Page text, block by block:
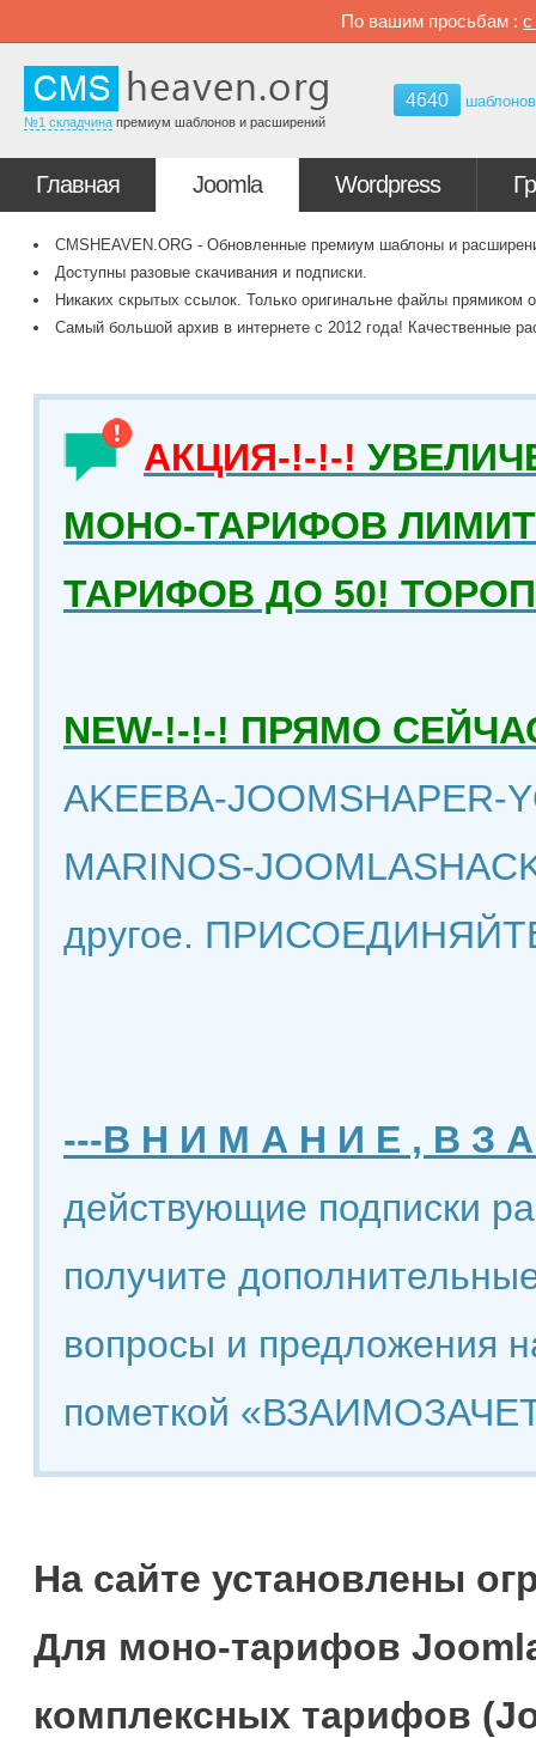
По вашим просьбам : с
№1 складчина премиум шаблонов и расширений
4640 шаблонов
Главная Joomla Wordpress
CMSHEAVEN.ORG - Обновленные премиум шаблоны и
Доступны разовые скачивания и подписки.
Никаких скрытых ссылок. Только оригинальне файлы прямиком
Самый большой архив в интернете с 2012 года! Качественные
АКЦИЯ-!-!-!
МОНО-ТАРИФОВ
ТАРИФОВ ДО 50!
NEW-!-!-! ПРЯМО
AKEEBA-JOOMSHAPER-
MARINOS-
другое.
---В Н И М А Н И Е , В З
действующие подписки
получите
вопросы и предложения
пометкой
На сайте установлены
Для моно-тарифов
комплексных тарифов